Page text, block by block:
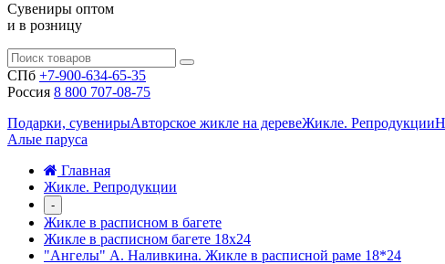
Сувениры оптом
и в розницу
СПб +7-900-634-65-35
Россия 8 800 707-08-75
Подарки, сувенирыАвторское жикле на деревеЖикле. Репродукции
Алые паруса
Главная
Жикле. Репродукции
-
Жикле в расписном в багете
Жикле в расписном багете 18х24
"Ангелы" А. Наливкина. Жикле в расписной раме 18*24